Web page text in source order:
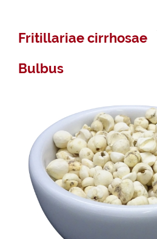
Fritillariae cirrhosae
Bulbus